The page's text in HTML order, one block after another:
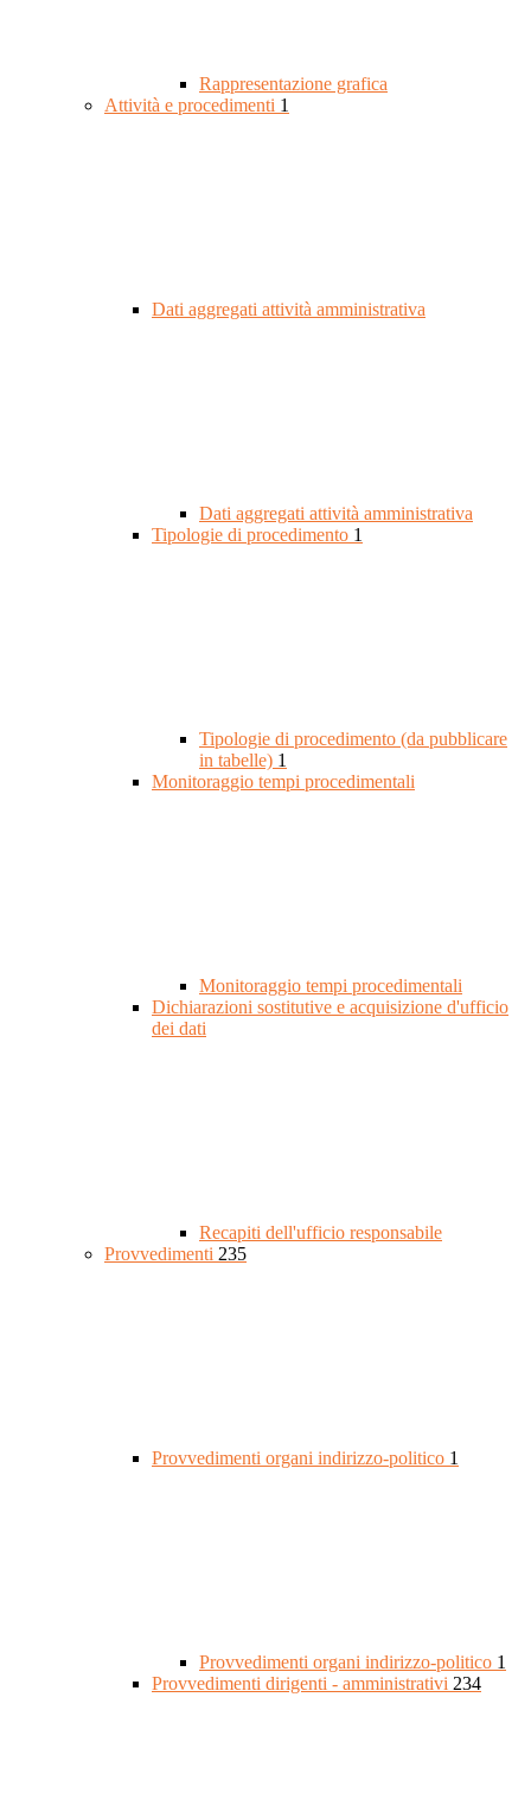
Rappresentazione grafica
Attività e procedimenti 1
Dati aggregati attività amministrativa
Dati aggregati attività amministrativa
Tipologie di procedimento 1
Tipologie di procedimento (da pubblicare
in tabelle) 1
Monitoraggio tempi procedimentali
Monitoraggio tempi procedimentali
Dichiarazioni sostitutive e acquisizione d'ufficio
dei dati
Recapiti dell'ufficio responsabile
Provvedimenti 235
Provvedimenti organi indirizzo-politico 1
Provvedimenti organi indirizzo-politico 1
Provvedimenti dirigenti - amministrativi 234